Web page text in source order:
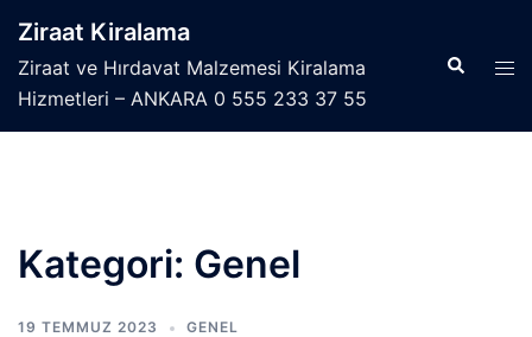
atlaZiraat Kiralama
Ziraat ve Hırdavat Malzemesi Kiralama
Hizmetleri – ANKARA 0 555 233 37 55
Search
Kategori: Genel
19 TEMMUZ 2023 GENEL